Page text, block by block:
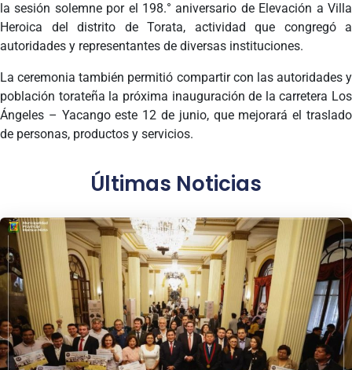
la sesión solemne por el 198.° aniversario de Elevación a Villa
Heroica del distrito de Torata, actividad que congregó a
autoridades y representantes de diversas instituciones.
La ceremonia también permitió compartir con las autoridades y
población torateña la próxima inauguración de la carretera Los
Ángeles – Yacango este 12 de junio, que mejorará el traslado
de personas, productos y servicios.
Últimas Noticias